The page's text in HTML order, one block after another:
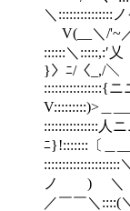
＼
V(__＼/'~／
::::::
}〉ﾆ/〈_,/
V:::::::::)>＿
:::::::::::::::人
ﾆ}!:::::::〔＿
ノ )
／￣￣＼